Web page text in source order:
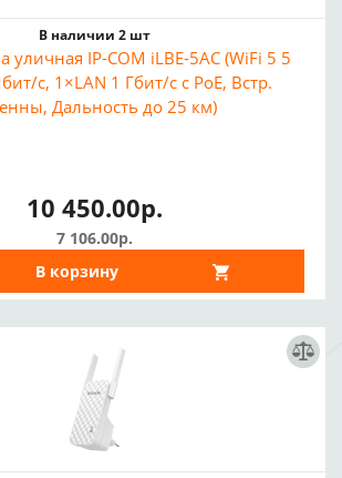
В наличии 2 шт
уличная IP-COM iLBE-5AC (WiFi 5 5
с, 1×LAN 1 Гбит/с с PoE, Встр.
Дальность до 25 км)
10 450.00р.
7 106.00р.
В корзину